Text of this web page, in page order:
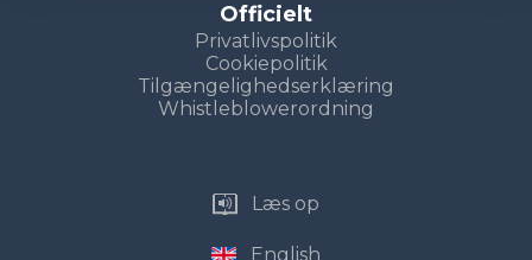
Officielt
Privatlivspolitik
Cookiepolitik
Tilgængelighedserklæring
Whistleblowerordning
Læs op
English